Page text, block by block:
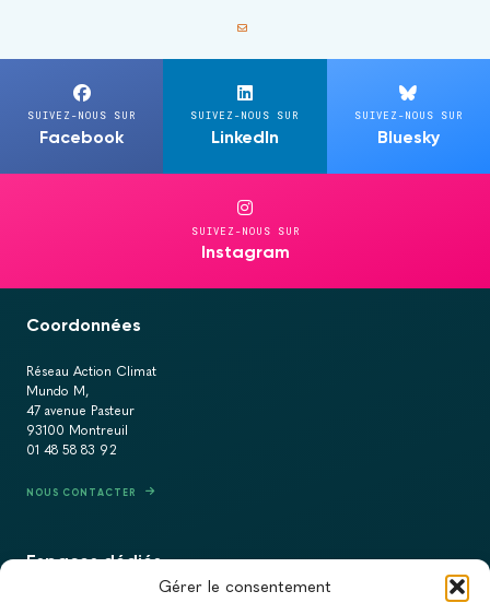
Gérer le consentement
SUIVEZ-NOUS SUR
Facebook
SUIVEZ-NOUS SUR
LinkedIn
SUIVEZ-NOUS SUR
Bluesky
SUIVEZ-NOUS SUR
Instagram
Coordonnées
Réseau Action Climat
Mundo M,
47 avenue Pasteur
93100 Montreuil
01 48 58 83 92
NOUS CONTACTER
Espaces dédiés